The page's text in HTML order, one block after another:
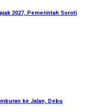
2027, Pemerintah Soroti
ke Jalan, Debu